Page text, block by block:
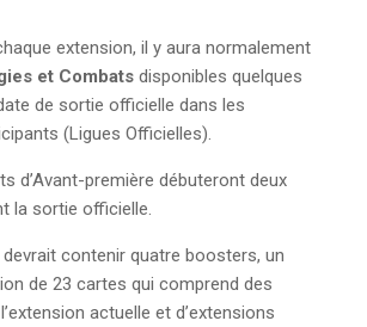
extension, il y aura normalement
et Combats disponibles quelques
de sortie officielle dans les
(Ligues Officielles).
d’Avant-première débuteront deux
la sortie officielle.
contenir quatre boosters, un
de 23 cartes qui comprend des
actuelle et d’extensions